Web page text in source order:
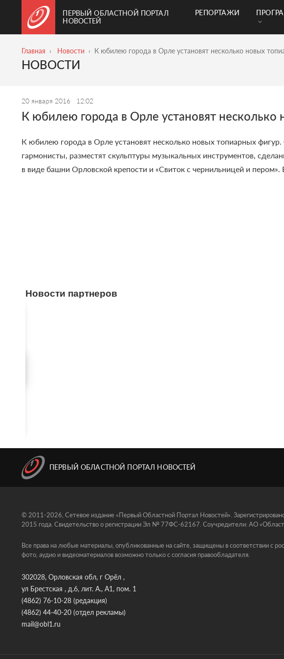
ПЕРВЫЙ ОБЛАСТНОЙ ПОРТАЛ
НОВОСТЕЙ
РЕПОРТАЖИ
Главная Новости К юбилею города в Орле установят несколько новых
НОВОСТИ
20 января 2016 12:02
К юбилею города в Орле установят несколько
К юбилею города в Орле установят несколько новых топиарных
гармонисты, разместят скульптуры музыкальных инструментов,
в виде башни Орловской крепости и «Свиток с чернильницей и
Новости партнеров
ПЕРВЫЙ ОБЛАСТНОЙ ПОРТАЛ НОВОСТЕЙ
© 2011-2026, Сетевое издание «Первый Областной Портал Новостей».
2015 года. Свидетельство о регистрации Эл № 77ФС-62167. Соучредители: АО
Все права на любые материалы, опубликованные на сайте, защищены в соответствии с
фото, аудио и видеоматериалов возможно только с согласия правообладателя.
302028, Орловская обл, г Орёл ,
ул Брестская , д.6, лит. А., А1, пом. 1
(4862) 76-10-28 (редакция)
(4862) 44-40-20 (отдел рекламы)
mail@obl1.ru